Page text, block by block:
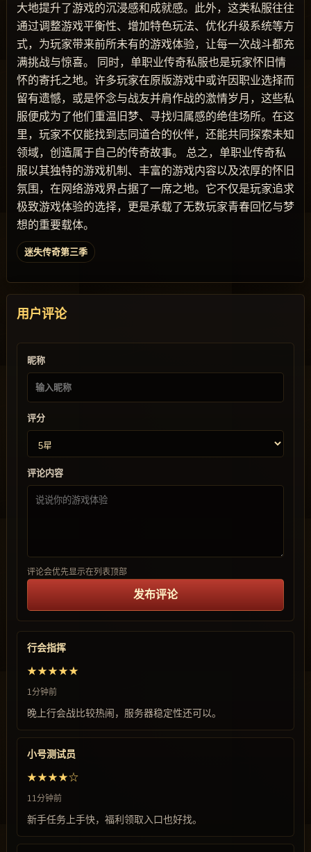
大地提升了游戏的沉浸感和成就感。此外，这类私服往往
通过调整游戏平衡性、增加特色玩法、优化升级系统等方
式，为玩家带来前所未有的游戏体验，让每一次战斗都充
满挑战与惊喜。 同时，单职业传奇私服也是玩家怀旧情
怀的寄托之地。许多玩家在原版游戏中或许因职业选择而
留有遗憾，或是怀念与战友并肩作战的激情岁月，这些私
服便成为了他们重温旧梦、寻找归属感的绝佳场所。在这
里，玩家不仅能找到志同道合的伙伴，还能共同探索未知
领域，创造属于自己的传奇故事。 总之，单职业传奇私
服以其独特的游戏机制、丰富的游戏内容以及浓厚的怀旧
氛围，在网络游戏界占据了一席之地。它不仅是玩家追求
极致游戏体验的选择，更是承载了无数玩家青春回忆与梦
想的重要载体。
迷失传奇第三季
用户评论
昵称
评分
评论内容
评论会优先显示在列表顶部
发布评论
行会指挥
★★★★★
1分钟前
晚上行会战比较热闹，服务器稳定性还可以。
小号测试员
★★★★☆
11分钟前
新手任务上手快，福利领取入口也好找。